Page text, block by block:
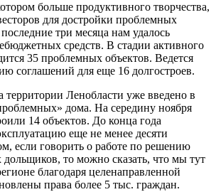
больше продуктивного творчества,
для достройки проблемных
три месяца нам удалось
средств. В стадии активного
35 проблемных объектов. Ведется
соглашений для еще 16 долгостроев.
территории Ленобласти уже введено в
дома. На середину ноября
14 объектов. До конца года
еще не менее десяти
если говорить о работе по решению
то можно сказать, что мы тут
благодаря целенаправленной
права более 5 тыс. граждан.